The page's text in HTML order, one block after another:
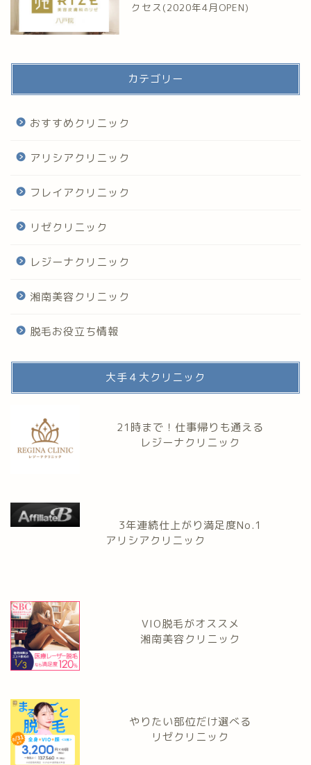
クセス(2020年4月OPEN)
カテゴリー
おすすめクリニック
アリシアクリニック
フレイアクリニック
リゼクリニック
レジーナクリニック
湘南美容クリニック
脱毛お役立ち情報
大手４大クリニック
21時まで！仕事帰りも通える
レジーナクリニック
3年連続仕上がり満足度No.1
アリシアクリニック
VIO脱毛がオススメ
湘南美容クリニック
やりたい部位だけ選べる
リゼクリニック